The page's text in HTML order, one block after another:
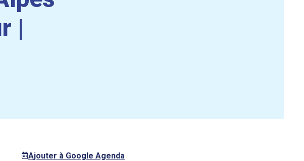
|
Ajouter à Google Agenda